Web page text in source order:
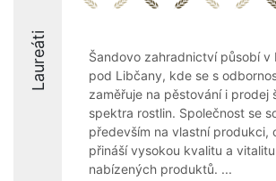
Laureáti
Šandovo zahradnictví působí v
pod Libčany, kde se s
zaměřuje na pěstování i prodej
spektra rostlin. Společnost se
především na vlastní produkci,
přináší vysokou kvalitu a vitalitu
nabízených produktů. ...